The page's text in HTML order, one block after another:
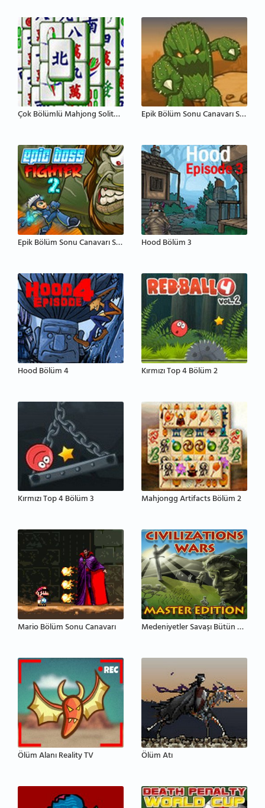
Çok Bölümlü Mahjong Solitaire Epik Bölüm Sonu Canavarı Savaşçısı
Epik Bölüm Sonu Canavarı Savaşçısı 2 Hood Bölüm 3
Hood Bölüm 4 Kırmızı Top 4 Bölüm 2
Kırmızı Top 4 Bölüm 3 Mahjongg Artifacts Bölüm 2
Mario Bölüm Sonu Canavarı Medeniyetler Savaşı Bütün Bölümler
Ölüm Alanı Reality TV Ölüm Atı